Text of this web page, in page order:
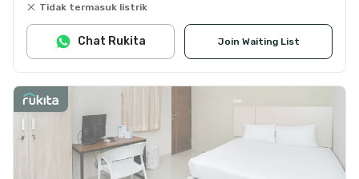
Tidak termasuk listrik
Join Waiting List
Chat Rukita